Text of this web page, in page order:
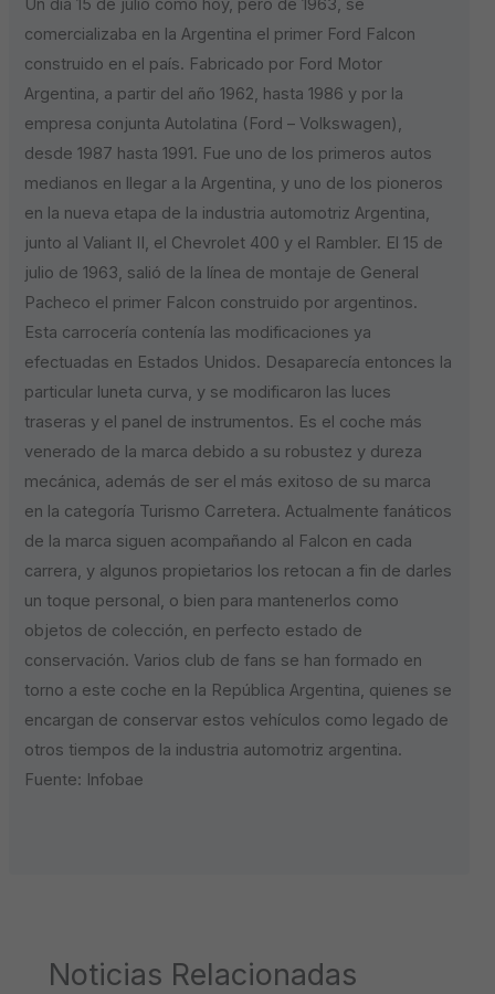
Un día 15 de julio como hoy, pero de 1963, se
comercializaba en la Argentina el primer Ford Falcon
construido en el país. Fabricado por Ford Motor
Argentina, a partir del año 1962, hasta 1986 y por la
empresa conjunta Autolatina (Ford – Volkswagen),
desde 1987 hasta 1991. Fue uno de los primeros autos
medianos en llegar a la Argentina, y uno de los pioneros
en la nueva etapa de la industria automotriz Argentina,
junto al Valiant II, el Chevrolet 400 y el Rambler. El 15 de
julio de 1963, salió de la línea de montaje de General
Pacheco el primer Falcon construido por argentinos.
Esta carrocería contenía las modificaciones ya
efectuadas en Estados Unidos. Desaparecía entonces la
particular luneta curva, y se modificaron las luces
traseras y el panel de instrumentos. Es el coche más
venerado de la marca debido a su robustez y dureza
mecánica, además de ser el más exitoso de su marca
en la categoría Turismo Carretera. Actualmente fanáticos
de la marca siguen acompañando al Falcon en cada
carrera, y algunos propietarios los retocan a fin de darles
un toque personal, o bien para mantenerlos como
objetos de colección, en perfecto estado de
conservación. Varios club de fans se han formado en
torno a este coche en la República Argentina, quienes se
encargan de conservar estos vehículos como legado de
otros tiempos de la industria automotriz argentina.
Fuente: Infobae
Noticias Relacionadas